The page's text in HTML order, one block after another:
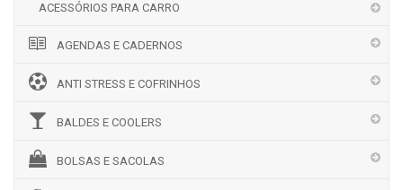
ACESSÓRIOS PARA CARRO
AGENDAS E CADERNOS
ANTI STRESS E COFRINHOS
BALDES E COOLERS
BOLSAS E SACOLAS